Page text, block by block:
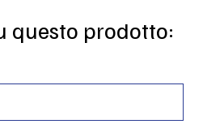
questo prodotto: